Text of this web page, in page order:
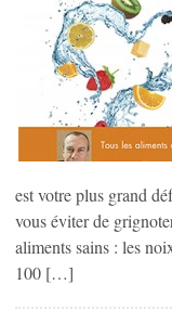
est votre plus grand
vous éviter de
aliments sains : les
100 […]